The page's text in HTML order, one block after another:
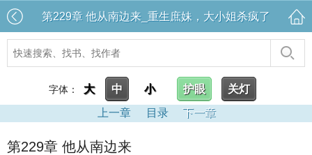
第229章 他从南边来_重生庶妹，大小姐杀疯了
字体： 大 中 小 护眼
关灯
上一章
目录 下一章
第229章 他从南边来